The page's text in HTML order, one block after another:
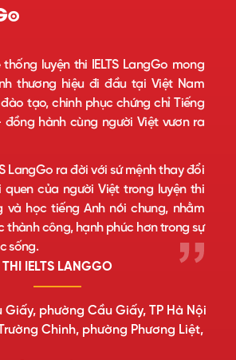
luyện thi IELTS LangGo mong
thương hiệu đi đầu tại Việt Nam
tạo, chinh phục chứng chỉ Tiếng
hành cùng người Việt vươn ra
LangGo ra đời với sứ mệnh thay đổi
của người Việt trong luyện thi
và học tiếng Anh nói chung, nhằm
thành công, hạnh phúc hơn trong sự
sống.
IELTS LANGGO
Giấy, phường Cầu Giấy, TP Hà Nội
Chinh, phường Phương Liệt,